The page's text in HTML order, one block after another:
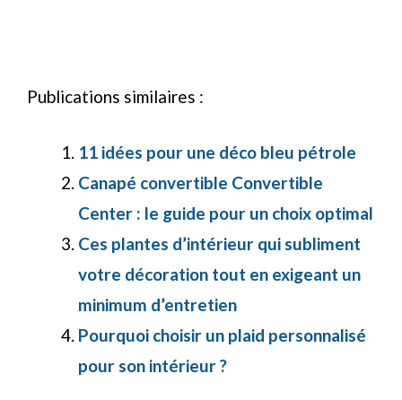
Publications similaires :
11 idées pour une déco bleu pétrole
Canapé convertible Convertible
Center : le guide pour un choix optimal
Ces plantes d’intérieur qui subliment
votre décoration tout en exigeant un
minimum d’entretien
Pourquoi choisir un plaid personnalisé
pour son intérieur ?